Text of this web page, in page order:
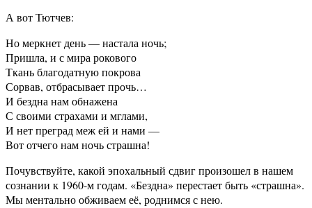
А вот Тютчев:
Но меркнет день — настала ночь;
Пришла, и с мира рокового
Ткань благодатную покрова
Сорвав, отбрасывает прочь…
И бездна нам обнажена
С своими страхами и мглами,
И нет преград меж ей и нами —
Вот отчего нам ночь страшна!
Почувствуйте, какой эпохальный сдвиг произошел в нашем
сознании к 1960-м годам. «Бездна» перестает быть «страшна».
Мы ментально обживаем её, роднимся с нею.